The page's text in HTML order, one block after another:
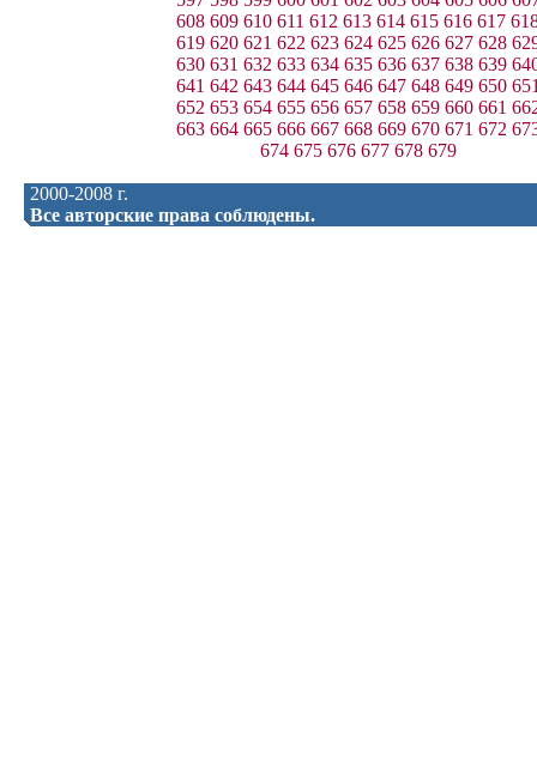
608 609 610 611 612 613 614 615 616 617
619 620 621 622 623 624 625 626 627 628
630 631 632 633 634 635 636 637 638 639
641 642 643 644 645 646 647 648 649 650
652 653 654 655 656 657 658 659 660 661
663 664 665 666 667 668 669 670 671 672
674 675 676 677 678 679
2000-2008 г.
Все авторские права соблюдены.